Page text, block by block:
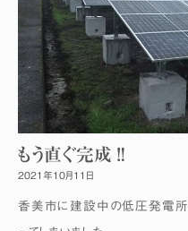
もう直ぐ完成‼
2021年10月11日
香美市に建設中の低圧発電所